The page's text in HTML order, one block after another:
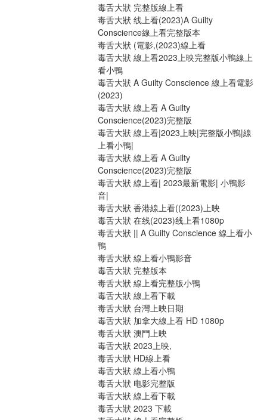
毒舌大狀 完整版線上看
毒舌大狀 线上看(2023)A Guilty
Conscience線上看完整版本
毒舌大狀 (電影,(2023)線上看
毒舌大狀 線上看2023上映完整版小鴨線上
看小鴨
毒舌大狀 A Guilty Conscience 線上看電影
(2023)
毒舌大狀 線上看 A Guilty
Conscience(2023)完整版
毒舌大狀 線上看|2023上映|完整版小鴨|線
上看小鴨|
毒舌大狀 線上看 A Guilty
Conscience(2023)完整版
毒舌大狀 線上看| 2023最新電影| 小鴨影
音|
毒舌大狀 香港線上看((2023)上映
毒舌大狀 在线(2023)线上看1080p
毒舌大狀 || A Guilty Conscience 線上看小
鴨
毒舌大狀 線上看小鴨影音
毒舌大狀 完整版本
毒舌大狀 線上看完整版小鴨
毒舌大狀 線上看下載
毒舌大狀 台灣上映日期
毒舌大狀 加拿大線上看 HD 1080p
毒舌大狀 澳門上映
毒舌大狀 2023上映,
毒舌大狀 HD線上看
毒舌大狀 線上看小鴨
毒舌大狀 电影完整版
毒舌大狀 線上看下載
毒舌大狀 2023 下載